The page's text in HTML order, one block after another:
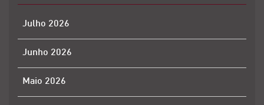
Julho 2026
Junho 2026
Maio 2026